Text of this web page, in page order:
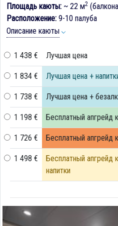
Площадь каюты: ~ 22 м2
Расположение: 9-10 палуба
Описание каюты
1 438 € Лучшая цена
1 834 € Лучшая цена +
1 738 € Лучшая цена +
1 198 € Бесплатный апгрейд
1 726 € Бесплатный апгрейд
1 498 €
Бесплатный апгрейд
напитки